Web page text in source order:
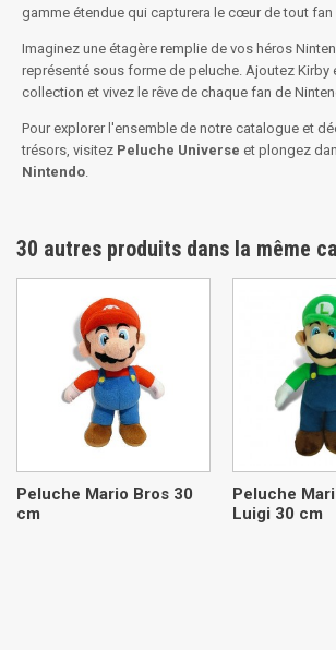
gamme étendue qui capturera le cœur de tout
Imaginez une étagère remplie de vos héros
représenté sous forme de peluche. Ajoutez Kirby
collection et vivez le rêve de chaque fan de
Pour explorer l'ensemble de notre catalogue et
trésors, visitez Peluche Universe et plongez
Nintendo.
30 autres produits dans la même
Peluche Mario Bros 30
cm
Peluche
Luigi 30 cm